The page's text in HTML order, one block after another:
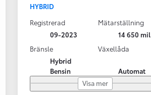
HYBRID
Registrerad
09-2023
Mätarställning
14 650 mil
Bränsle
Hybrid
Bensin
Växellåda
Automat
Visa mer